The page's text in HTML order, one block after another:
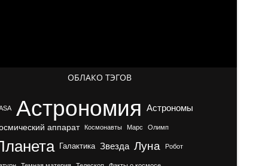
ОБЛАКО ТЭГОВ
Астрономия
Астрономы
аппарат
Космонавты Марс Олимп
Галактика Звезда Луна Робот